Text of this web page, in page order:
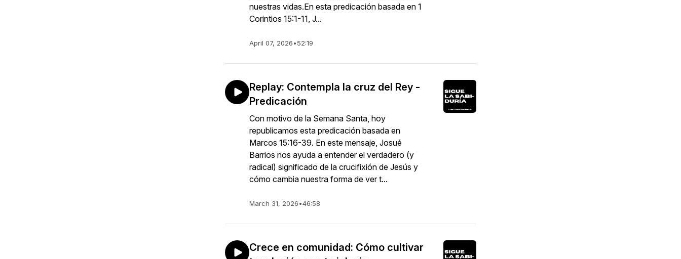
nuestras vidas.En esta predicación basada en 1
Corintios 15:1-11, J...
April 07, 2026•52:19
Replay: Contempla la cruz del Rey -
Predicación
Con motivo de la Semana Santa, hoy
republicamos esta predicación basada en
Marcos 15:16-39. En este mensaje, Josué
Barrios nos ayuda a entender el verdadero (y
radical) significado de la crucifixión de Jesús y
cómo cambia nuestra forma de ver t...
March 31, 2026•46:58
Crece en comunidad: Cómo cultivar